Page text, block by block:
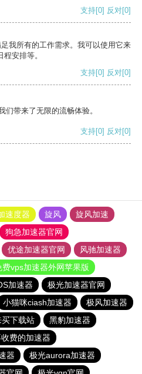
支持[0] 反对[0]
我所有的工作需求。我可以使用它来
安排等。
支持[0] 反对[0]
带来了无限的流畅体验。
支持[0] 反对[0]
速度器 旋风
旋风加速
狗急加速器官网
优途加速器官网
风驰加速器
费vps加速器外网苹果版
加速器
极光加速器官网
小猫咪ciash加速器
极风加速器
买下载站
黑豹加速器
费的加速器
器
极光aurora加速器